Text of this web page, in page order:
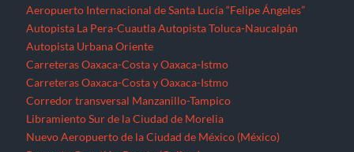
Aeropuerto Internacional de Santa Lucía “Felipe Ángeles”
Autopista La Pera-Cuautla Autopista Toluca-Naucalpán
Autopista Urbana Oriente
Carreteras Oaxaca-Costa y Oaxaca-Istmo
Carreteras Oaxaca-Costa y Oaxaca-Istmo
Corredor transversal Manzanillo-Tampico
Libramiento Sur de la Ciudad de Morelia
Nuevo Aeropuerto de la Ciudad de México (México)